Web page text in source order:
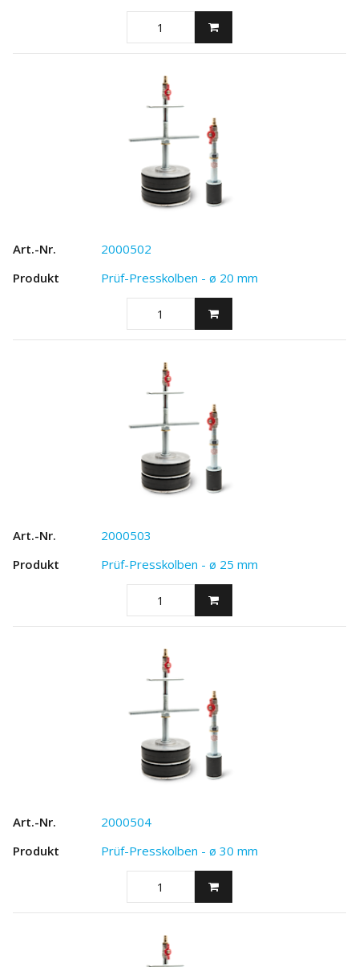
2000502
Prüf-Presskolben - ø 20 mm
2000503
Prüf-Presskolben - ø 25 mm
2000504
Prüf-Presskolben - ø 30 mm